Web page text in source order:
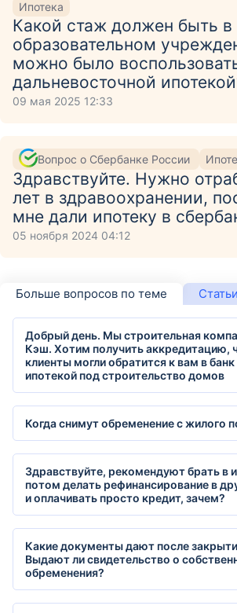
Ипотека
Какой стаж должен быть в
образовательном
можно было
дальневосточной
09 мая 2025 12:33
Вопрос о Сбербанке России
Здравствуйте. Нужно
лет в здравоохранении,
мне дали ипотеку в
05 ноября 2024 04:12
Больше вопросов по теме
Добрый день. Мы строительная
Кэш. Хотим получить аккредитацию,
клиенты могли обратится к вам в банк
ипотекой под строительство домов
Когда снимут обременение с жилого
Здравствуйте, рекомендуют брать в
потом делать рефинансирование в
и оплачивать просто кредит, зачем?
Какие документы дают после
Выдают ли свидетельство о
обременения?